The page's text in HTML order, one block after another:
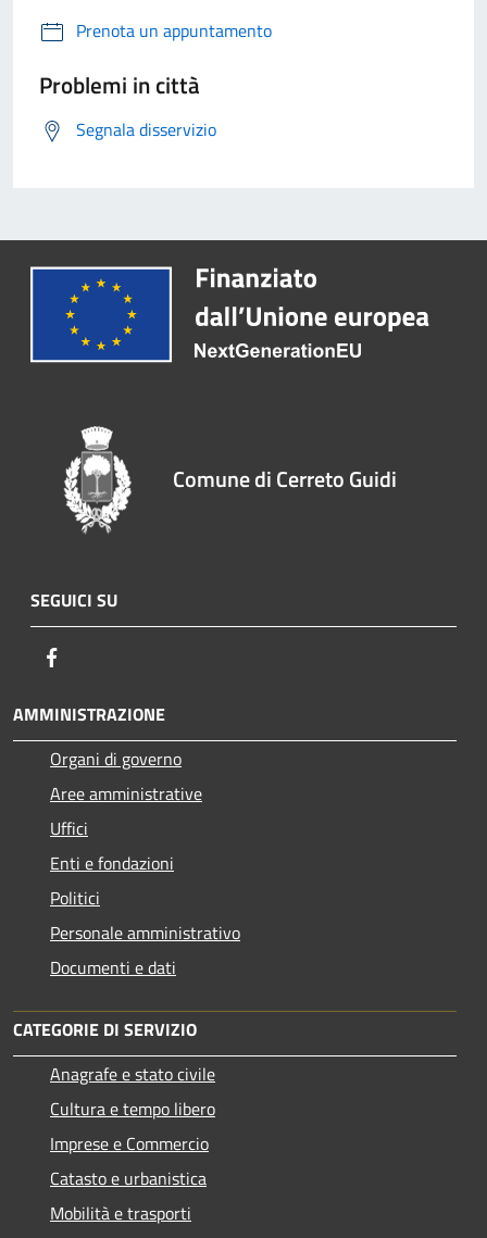
Prenota un appuntamento
Problemi in città
Segnala disservizio
Comune di Cerreto Guidi
SEGUICI SU
AMMINISTRAZIONE
Organi di governo
Aree amministrative
Uffici
Enti e fondazioni
Politici
Personale amministrativo
Documenti e dati
CATEGORIE DI SERVIZIO
Anagrafe e stato civile
Cultura e tempo libero
Imprese e Commercio
Catasto e urbanistica
Mobilità e trasporti